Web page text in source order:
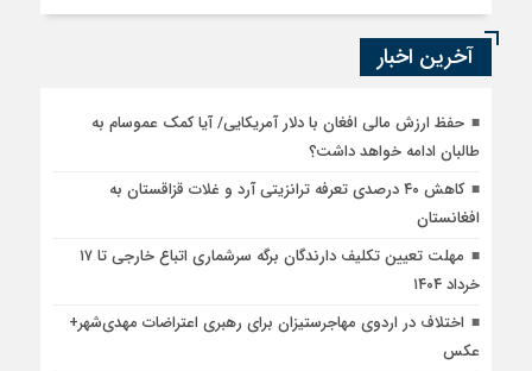
آخرین اخبار
حفظ ارزش مالی افغان با دلار آمریکایی/ آیا کمک عموسام به
طالبان ادامه خواهد داشت؟
کاهش ۴۰ درصدی تعرفه ترانزیتی آرد و غلات قزاقستان به
افغانستان
مهلت تعیین تکلیف دارندگان برگه سرشماری اتباع خارجی تا ۱۷
خرداد ۱۴۰۴
اختلاف در اردوی مهاجرستیزان برای رهبری اعتراضات مهدی‌شهر+
عکس